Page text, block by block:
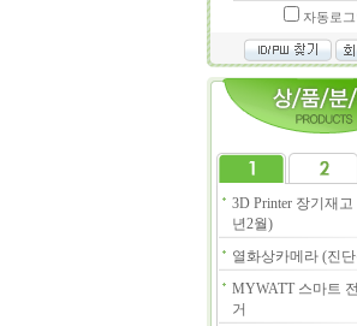
자동로
3D Printer 장기재고
년2월)
열화상카메라 (진
MYWATT 스마트
거